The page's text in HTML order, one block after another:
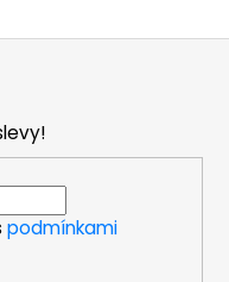
podmínkami